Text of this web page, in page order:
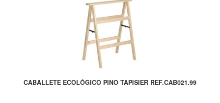
CABALLETE ECOLÓGICO PINO TAPISIER REF.CAB021.99